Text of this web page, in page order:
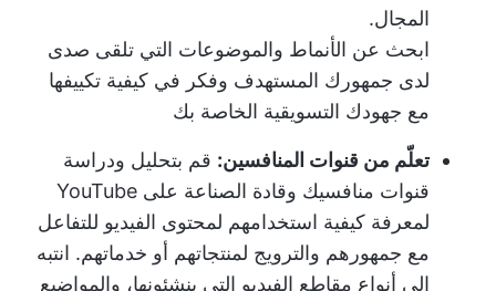
المجال.
ابحث عن الأنماط والموضوعات التي تلقى صدى
لدى جمهورك المستهدف وفكر في كيفية تكييفها
مع جهودك التسويقية الخاصة بك
تعلّم من قنوات المنافسين: قم بتحليل ودراسة
قنوات منافسيك وقادة الصناعة على YouTube
لمعرفة كيفية استخدامهم لمحتوى الفيديو للتفاعل
مع جمهورهم والترويج لمنتجاتهم أو خدماتهم. انتبه
إلى أنواع مقاطع الفيديو التي ينشئونها، والمواضيع